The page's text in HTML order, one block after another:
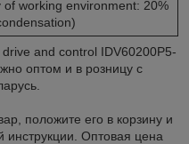
working environment: 20%
and control IDV60200P5-
оптом и в розницу с
положите его в корзину и
инструкции. Оптовая цена